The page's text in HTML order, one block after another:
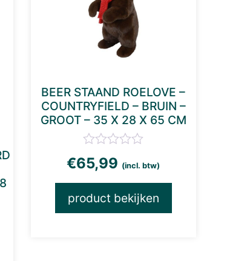
BEER STAAND ROELOVE –
COUNTRYFIELD – BRUIN –
GROOT – 35 X 28 X 65 CM
€65,99 (incl. btw)
product bekijken